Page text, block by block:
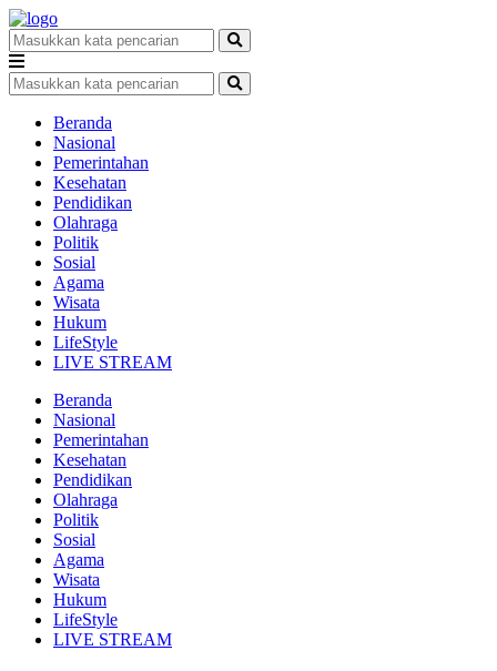
Beranda
Nasional
Pemerintahan
Kesehatan
Pendidikan
Olahraga
Politik
Sosial
Agama
Wisata
Hukum
LifeStyle
LIVE STREAM
Beranda
Nasional
Pemerintahan
Kesehatan
Pendidikan
Olahraga
Politik
Sosial
Agama
Wisata
Hukum
LifeStyle
LIVE STREAM